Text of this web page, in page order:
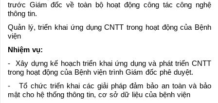
trước Giám đốc về toàn bộ hoạt động công tác công nghệ
thông tin.
Quản lý, triển khai ứng dụng CNTT trong hoạt động của Bệnh
viện
Nhiệm vụ:
- Xây dựng kế hoạch triển khai ứng dụng và phát triển CNTT
trong hoạt động của Bệnh viện trình Giám đốc phê duyệt.
- Tổ chức triển khai các giải pháp đảm bảo an toàn và bảo
mật cho hệ thống thông tin, cơ sở dữ liệu của bệnh viện